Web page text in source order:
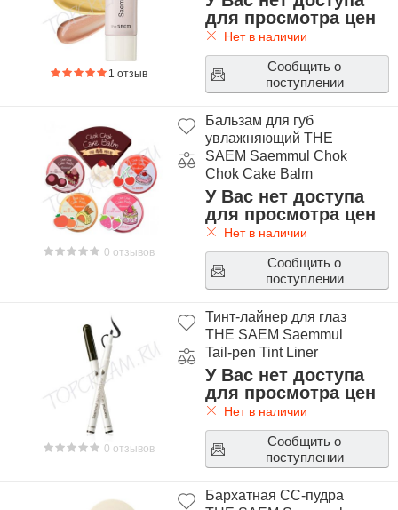
1 отзыв
для просмотра цен
Нет в наличии
Сообщить о
поступлении
0 отзывов
Бальзам для губ
увлажняющий THE
SAEM Saemmul Chok
Chok Cake Balm
У Вас нет доступа
для просмотра цен
Нет в наличии
Сообщить о
поступлении
0 отзывов
Тинт-лайнер для глаз
THE SAEM Saemmul
Tail-pen Tint Liner
У Вас нет доступа
для просмотра цен
Нет в наличии
Сообщить о
поступлении
Бархатная СС-пудра